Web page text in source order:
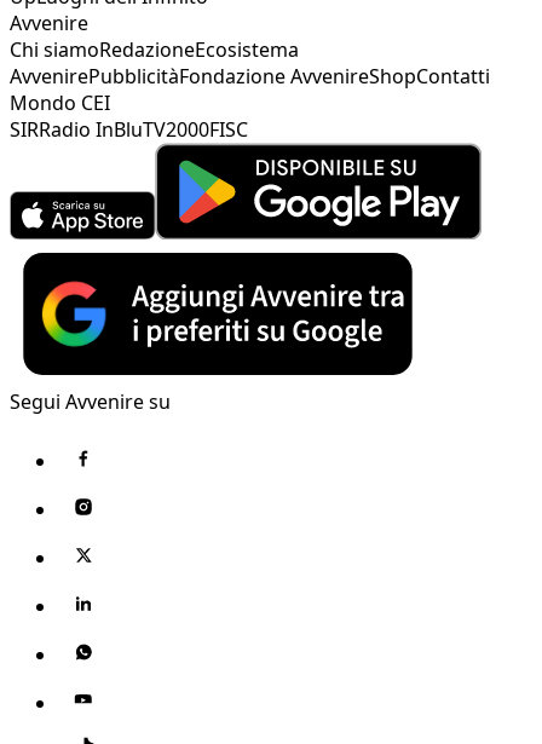
Avvenire
Chi siamoRedazioneEcosistema
AvvenirePubblicitàFondazione AvvenireShopContatti
Mondo CEI
SIRRadio InBluTV2000FISC
Segui Avvenire su